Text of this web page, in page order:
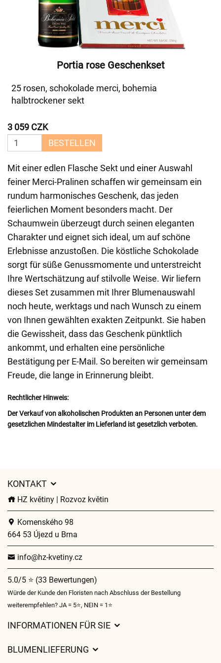
Portia rose Geschenkset
25 rosen, schokolade merci, bohemia
halbtrockener sekt
3 059 CZK
BESTELLEN
Mit einer edlen Flasche Sekt und einer Auswahl
feiner Merci-Pralinen schaffen wir gemeinsam ein
rundum harmonisches Geschenk, das jeden
feierlichen Moment besonders macht. Der
Schaumwein überzeugt durch seinen eleganten
Charakter und eignet sich ideal, um auf schöne
Erlebnisse anzustoßen. Die köstliche Schokolade
sorgt für süße Genussmomente und unterstreicht
Ihre Wertschätzung auf stilvolle Weise. Wir liefern
dieses Set zusammen mit Ihrer Blumenauswahl
noch heute, werktags und nach Wunsch zu einem
von Ihnen gewählten exakten Zeitpunkt. Sie haben
die Gewissheit, dass das Geschenk pünktlich
ankommt, und erhalten eine persönliche
Bestätigung per E-Mail. So bereiten wir gemeinsam
Freude, die lange in Erinnerung bleibt.
Rechtlicher Hinweis:
Der Verkauf von alkoholischen Produkten an Personen unter dem
gesetzlichen Mindestalter im Lieferland ist gesetzlich verboten.
KONTAKT
HZ květiny | Rozvoz květin
Komenského 98
664 53 Újezd u Brna
info@hz-kvetiny.cz
5.0/5 ⭐ (33 Bewertungen)
Würde der Kunde den Floristen nach Abschluss der Bestellung
weiterempfehlen? JA = 5⭐, NEIN = 1⭐
INFORMATIONEN FÜR SIE
BLUMENLIEFERUNG